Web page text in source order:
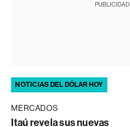
PUBLICIDAD
NOTICIAS DEL DÓLAR HOY
MERCADOS
Itaú revela sus nuevas